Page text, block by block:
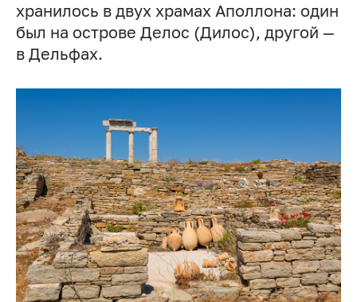
хранилось в двух храмах Аполлона: один
был на острове Делос (Дилос), другой —
в Дельфах.